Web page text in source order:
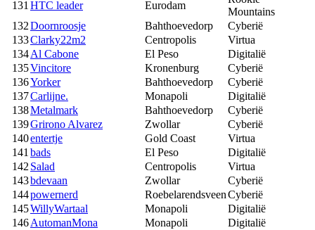
131HTC leader Eurodam
Mountains
132Doornroosje Bahthoevedorp
Cyberië
133Clarky22m2 Centropolis
Virtua
134Al Cabone El Peso
Digitalië
135Vincitore Kronenburg
Cyberië
136Yorker Bahthoevedorp
Cyberië
137Carlijne. Monapoli
Digitalië
138Metalmark Bahthoevedorp
Cyberië
139Grirono Alvarez Zwollar
Cyberië
140entertje Gold Coast
Virtua
141bads El Peso
Digitalië
142Salad Centropolis
Virtua
143bdevaan Zwollar
Cyberië
144powernerd RoebelarendsveenCyberië
145WillyWartaal Monapoli
Digitalië
146AutomanMona Monapoli
Digitalië